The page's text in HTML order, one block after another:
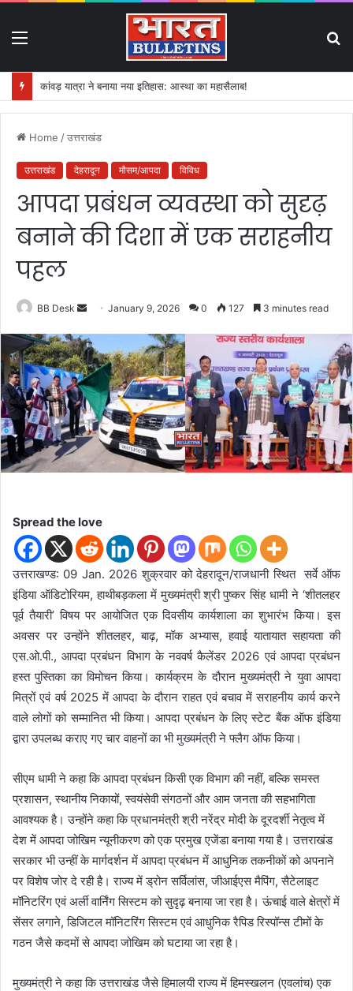
कांवड़ यात्रा ने बनाया नया इतिहास: आस्था का महासैलाब!
Home /उत्तराखंड
उत्तराखंड देहरादून मौसम/आपदा विविध
आपदा प्रबंधन व्यवस्था को सुदृढ़
बनाने की दिशा में एक सराहनीय
पहल
BB Desk
n
d
a
n
e
m
January 9, 2026 0 127 3 minutes read
Spread the love
उत्तराखण्ड: 09 Jan. 2026 शुक्रवार को देहरादून/राजधानी स्थित सर्वे ऑफ
इंडिया ऑडिटोरियम, हाथीबड़कला में मुख्यमंत्री श्री पुष्कर सिंह धामी ने ‘शीतलहर
पूर्व तैयारी’ विषय पर आयोजित एक दिवसीय कार्यशाला का शुभारंभ किया। इस
अवसर पर उन्होंने शीतलहर, बाढ़, मॉक अभ्यास, हवाई यातायात सहायता की
एस.ओ.पी., आपदा प्रबंधन विभाग के नववर्ष कैलेंडर 2026 एवं आपदा प्रबंधन
हस्त पुस्तिका का विमोचन किया। कार्यक्रम के दौरान मुख्यमंत्री ने युवा आपदा
मित्रों एवं वर्ष 2025 में आपदा के दौरान राहत एवं बचाव में सराहनीय कार्य करने
वाले लोगों को सम्मानित भी किया। आपदा प्रबंधन के लिए स्टेट बैंक ऑफ इंडिया
द्वारा उपलब्ध कराए गए चार वाहनों का भी मुख्यमंत्री ने फ्लैग ऑफ किया।
सीएम धामी ने कहा कि आपदा प्रबंधन किसी एक विभाग की नहीं, बल्कि समस्त
प्रशासन, स्थानीय निकायों, स्वयंसेवी संगठनों और आम जनता की सहभागिता
आवश्यक है। उन्होंने कहा कि प्रधानमंत्री श्री नरेंद्र मोदी के दूरदर्शी नेतृत्व में
देश में आपदा जोखिम न्यूनीकरण को एक प्रमुख एजेंडा बनाया गया है। उत्तराखंड
सरकार भी उन्हीं के मार्गदर्शन में आपदा प्रबंधन में आधुनिक तकनीकों को अपनाने
पर विशेष जोर दे रही है। राज्य में ड्रोन सर्विलांस, जीआईएस मैपिंग, सैटेलाइट
मॉनिटरिंग एवं अर्ली वार्निंग सिस्टम को सुदृढ़ बनाया जा रहा है। ऊंचाई वाले क्षेत्रों में
सेंसर लगाने, डिजिटल मॉनिटरिंग सिस्टम एवं आधुनिक रैपिड रिस्पॉन्स टीमों के
गठन जैसे कदमों से आपदा जोखिम को घटाया जा रहा है।
मुख्यमंत्री ने कहा कि उत्तराखंड जैसे हिमालयी राज्य में हिमस्खलन (एवलांच) एक